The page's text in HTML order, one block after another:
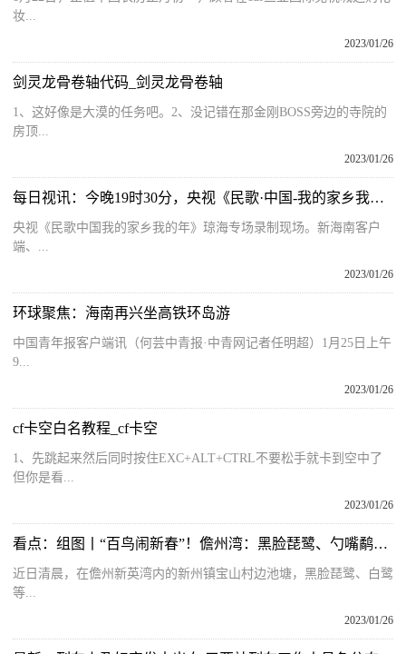
妆...
2023/01/26
剑灵龙骨卷轴代码_剑灵龙骨卷轴
1、这好像是大漠的任务吧。2、没记错在那金刚BOSS旁边的寺院的
房顶...
2023/01/26
每日视讯：今晚19时30分，央视《民歌·中国-我的家乡我的年》琼海专场播出
央视《民歌中国我的家乡我的年》琼海专场录制现场。新海南客户
端、...
2023/01/26
环球聚焦：海南再兴坐高铁环岛游
中国青年报客户端讯（何芸中青报·中青网记者任明超）1月25日上午
9...
2023/01/26
cf卡空白名教程_cf卡空
1、先跳起来然后同时按住EXC+ALT+CTRL不要松手就卡到空中了
但你是看...
2023/01/26
看点：组图丨“百鸟闹新春”！儋州湾：黑脸琵鹭、勺嘴鹬悠然过冬
近日清晨，在儋州新英湾内的新州镇宝山村边池塘，黑脸琵鹭、白鹭
等...
2023/01/26